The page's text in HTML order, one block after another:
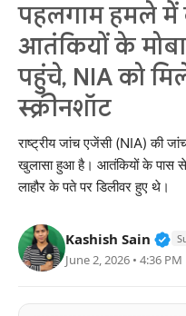
राजस्थान
राजनीति
क्राइम
भारत
खेल
पहलगाम हमले में
आतंकियों के
पहुंचे, NIA को
स्क्रीनशॉट
राष्ट्रीय जांच एजेंसी (NIA) की
खुलासा हुआ है। आतंकियों के पास से
लाहौर के पते पर डिलीवर हुए थे।
Kashish Sain
June 2, 2026 • 4:36 PM